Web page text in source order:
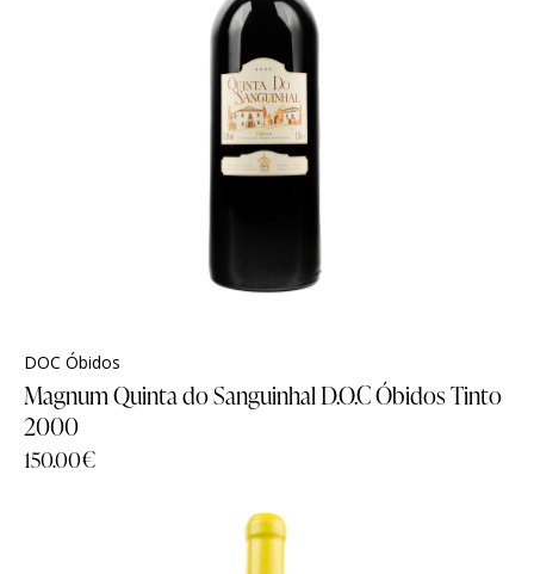
DOC Óbidos
Magnum Quinta do Sanguinhal D.O.C Óbidos Tinto
2000
150.00€
Família
Família